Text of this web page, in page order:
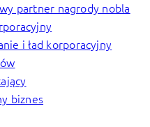
partner nagrody nobla
i ład korporacyjny
biznes